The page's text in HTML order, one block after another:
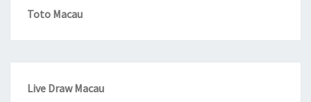
Toto Macau
Live Draw Macau